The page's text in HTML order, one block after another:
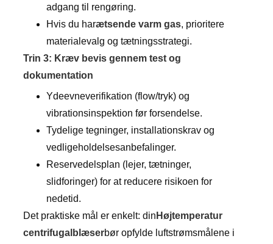
adgang til rengøring.
Hvis du harætsende varm gas, prioritere
materialevalg og tætningsstrategi.
Trin 3: Kræv bevis gennem test og
dokumentation
Ydeevneverifikation (flow/tryk) og
vibrationsinspektion før forsendelse.
Tydelige tegninger, installationskrav og
vedligeholdelsesanbefalinger.
Reservedelsplan (lejer, tætninger,
slidforinger) for at reducere risikoen for
nedetid.
Det praktiske mål er enkelt: din Højtemperatur
centrifugalblæserbør opfylde luftstrømsmålene i